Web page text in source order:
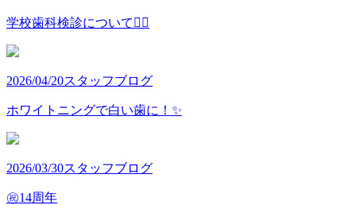
学校歯科検診について👩‍⚕️
2026/04/20スタッフブログ
ホワイトニングで白い歯に！✨
2026/03/30スタッフブログ
㊗️14周年